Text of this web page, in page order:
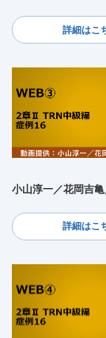
詳細はこ
小山淳一／花岡吉
詳細はこ